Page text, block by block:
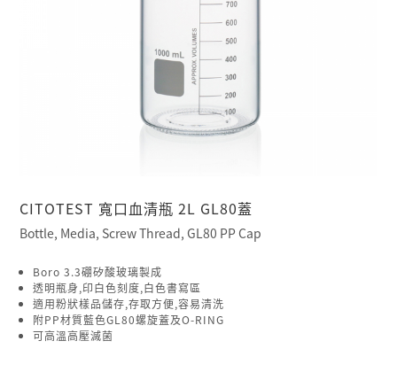
CITOTEST 寬口血清瓶 2L GL80蓋
Bottle, Media, Screw Thread, GL80 PP Cap
Boro 3.3硼矽酸玻璃製成
透明瓶身,印白色刻度,白色書寫區
適用粉狀樣品儲存,存取方便,容易清洗
附PP材質藍色GL80螺旋蓋及O-RING
可高溫高壓滅菌